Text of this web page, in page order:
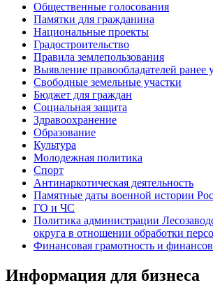
Общественные голосования
Памятки для гражданина
Национальные проекты
Градостроительство
Правила землепользования
Выявление правообладателей ранее
Свободные земельные участки
Бюджет для граждан
Социальная защита
Здравоохранение
Образование
Культура
Молодежная политика
Спорт
Антинаркотическая деятельность
Памятные даты военной истории
ГО и ЧС
Политика администрации
округа в отношении обработки
Финансовая грамотность и
Информация для бизнеса